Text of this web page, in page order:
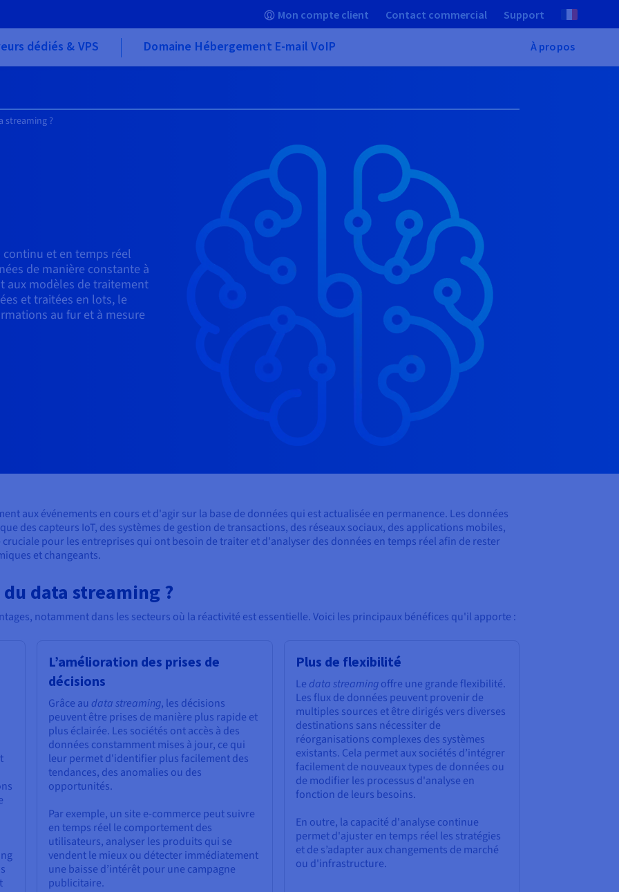
Mon compte client Contact commercial Support
dédiés & VPS Domaine Hébergement E-mail VoIP À propos
streaming ?
et en temps réel
de manière constante à
aux modèles de traitement
et traitées en lots, le
au fur et à mesure
aux événements en cours et d'agir sur la base de données qui est actualisée en permanence. Les données
des capteurs IoT, des systèmes de gestion de transactions, des réseaux sociaux, des applications mobiles,
pour les entreprises qui ont besoin de traiter et d'analyser des données en temps réel afin de rester
et changeants.
data streaming ?
notamment dans les secteurs où la réactivité est essentielle. Voici les principaux bénéfices qu'il apporte :
L’amélioration des prises de
décisions
Grâce au data streaming, les décisions
peuvent être prises de manière plus rapide et
plus éclairée. Les sociétés ont accès à des
données constamment mises à jour, ce qui
leur permet d'identifier plus facilement des
tendances, des anomalies ou des
opportunités.
Par exemple, un site e-commerce peut suivre
en temps réel le comportement des
utilisateurs, analyser les produits qui se
vendent le mieux ou détecter immédiatement
une baisse d’intérêt pour une campagne
publicitaire.
Plus de flexibilité
Le data streamingoffre une grande flexibilité.
Les flux de données peuvent provenir de
multiples sources et être dirigés vers diverses
destinations sans nécessiter de
réorganisations complexes des systèmes
existants. Cela permet aux sociétés d’intégrer
facilement de nouveaux types de données ou
de modifier les processus d'analyse en
fonction de leurs besoins.
En outre, la capacité d'analyse continue
permet d'ajuster en temps réel les stratégies
et de s’adapter aux changements de marché
ou d'infrastructure.